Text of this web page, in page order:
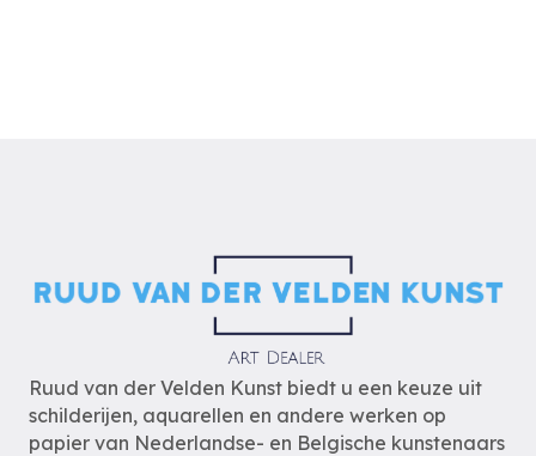
Ruud van der Velden Kunst biedt u een keuze uit
schilderijen, aquarellen en andere werken op
papier van Nederlandse- en Belgische kunstenaars